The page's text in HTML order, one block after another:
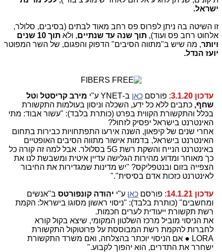
ישראל.
זו השיטה בה ניתן לפרוס פס רחב מאוד לבתים (בסיבים, סלולר,
אלחוט רחב פס ועוד), תוך שנה עד שנתיים, ולא
תוך 10 שנים
ויותר, מה שיש ב"מתווה הסיבים" הדפוק והפגום, של השר המפוטר
יועז הנדל.
עדכון 3.1.20 : פורסם כאן ב-YNET ע"י מירב קריסטל וטל
שחף, כתבים ללא כל ידע, השכלה וניסון בעולמות התקשורת
בכלל והתקשורת הקווית בפרט (כותרת בלבד): "עשור אבוד: מתי
האינטרנט בישראל יפסיק לזחול?
אחרי שנים של קיפאון, השנה אירעו התפתחויות כבירות בתחום
האינטרנט בישראל, בדמות אישור מתווה הסיבים האופטיים
באינטרנט הנייח והשקת רשת 5G בסלולר. אבל למה זה קורה כל
כך מאוחר ומדוע מהירות הגלישה עדיין איטית ומשבשת לנו את
הצפייה בזום ובנטפליקס? "יש מדינות שמגדירות את החיבור
לאינטרנט כזכות אדם בסיסית"."
עדכון 14.1.21 : פורסם כאן ע"י יהודה קונפורטס ב"אנשים
ומחשבים" (כותרת בלבד): "ניסוי ראשון מסוגו בישראל: הקמת
רשת תקשורת ייעודית לערים חכמות.
את הניסוי מוביל מרכז השלטון המקומי, שיצא בקול קורא
לחברות להקמת רשת המבוססת על פרוטוקול התקשורת
LORA ● אם הניסוי יוכתר בהצלחה, ואם משרד התקשורת
ישחרר את התדרים, הוא יהפוך לקבוע."